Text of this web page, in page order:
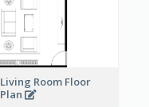
Living Room Floor
Plan